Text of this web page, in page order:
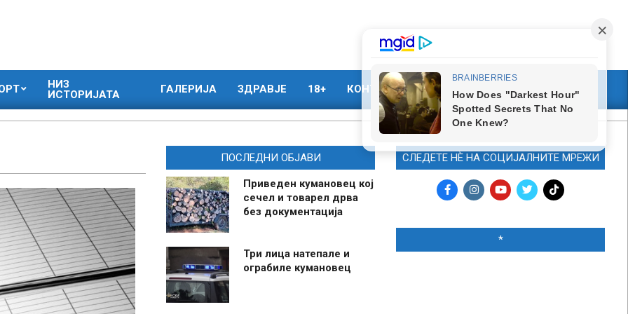
НИЗ
ИСТОРИЈАТА
ГАЛЕРИЈА ЗДРАВЈЕ 18+ КОНТАКТ МАРКЕТИНГ
ПОСЛЕДНИ ОБЈАВИ
Приведен кумановец кој
сечел и товарел дрва
без документација
Три лица натепале и
ограбиле кумановец
СЛЕДЕТЕ НЀ НА СОЦИЈАЛНИТЕ МРЕЖИ
*